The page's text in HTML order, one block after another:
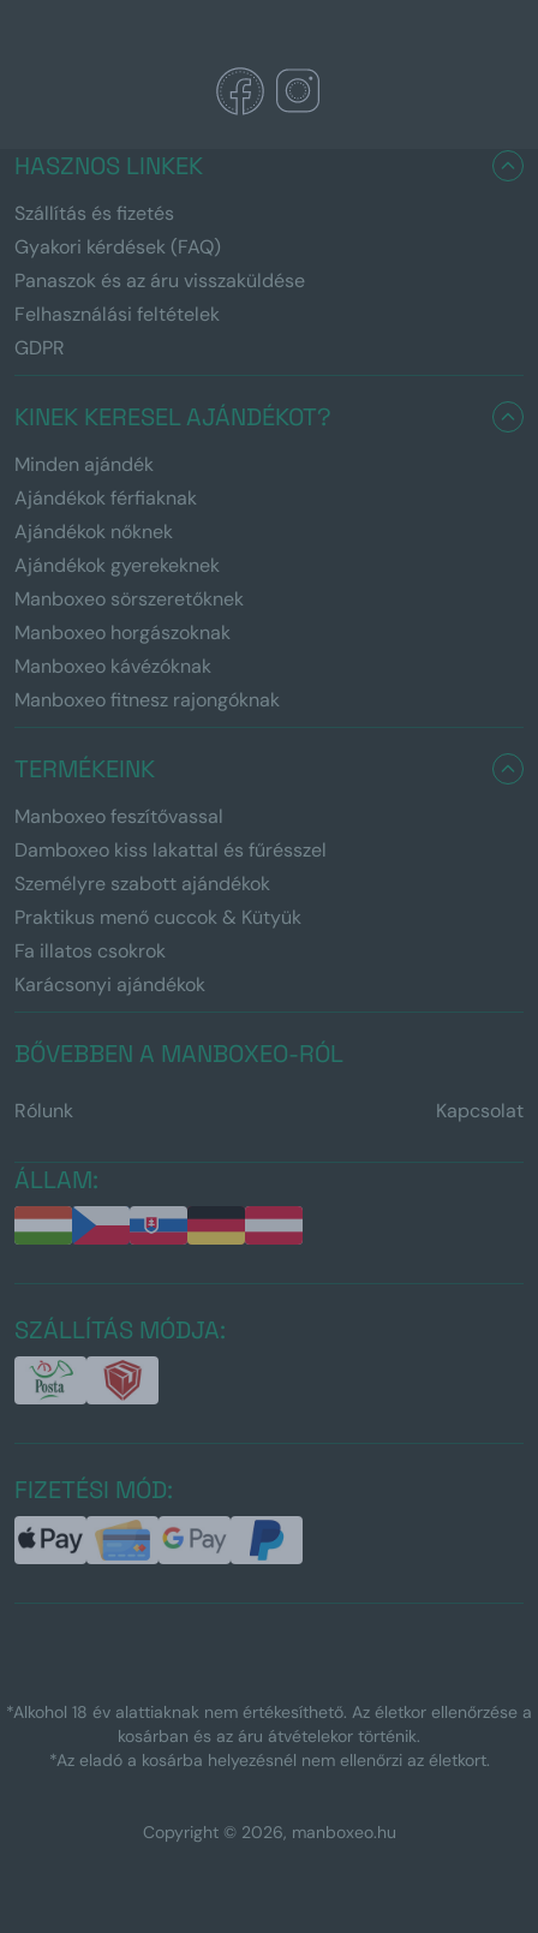
HASZNOS LINKEK
Szállítás és fizetés
Gyakori kérdések (FAQ)
Panaszok és az áru visszaküldése
Felhasználási feltételek
GDPR
KINEK KERESEL AJÁNDÉKOT?
Minden ajándék
Ajándékok férfiaknak
Ajándékok nőknek
Ajándékok gyerekeknek
Manboxeo sörszeretőknek
Manboxeo horgászoknak
Manboxeo kávézóknak
Manboxeo fitnesz rajongóknak
TERMÉKEINK
Manboxeo feszítővassal
Damboxeo kiss lakattal és fűrésszel
Személyre szabott ajándékok
Praktikus menő cuccok & Kütyük
Fa illatos csokrok
Karácsonyi ajándékok
BŐVEBBEN A MANBOXEO-RÓL
Rólunk Kapcsolat
ÁLLAM:
SZÁLLÍTÁS MÓDJA:
FIZETÉSI MÓD:
*Alkohol 18 év alattiaknak nem értékesíthető. Az életkor ellenőrzése a
kosárban és az áru átvételekor történik.
*Az eladó a kosárba helyezésnél nem ellenőrzi az életkort.
Copyright © 2026, manboxeo.hu